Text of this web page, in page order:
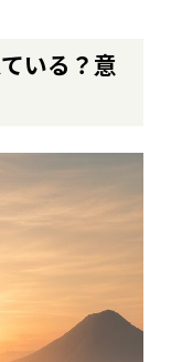
いる？意